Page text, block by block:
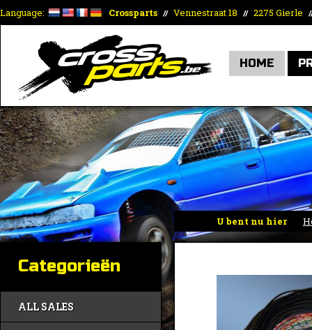
Language: Crossparts // Vennestraat 18 // 2275 Gierle
HOME
U bent nu hier
Categorieën
ALL SALES